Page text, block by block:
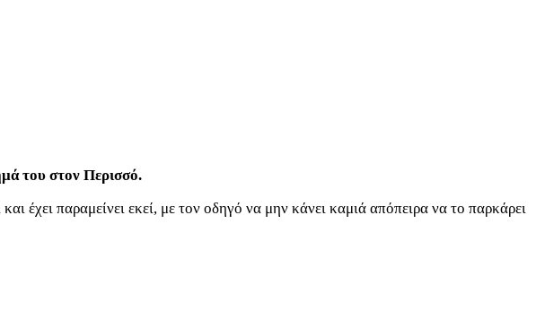
του στον Περισσό.
έχει παραμείνει εκεί, με τον οδηγό να μην κάνει καμιά απόπειρα να το παρκάρει